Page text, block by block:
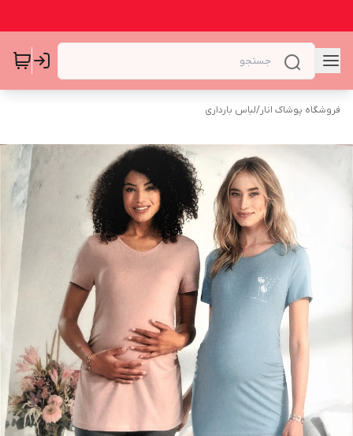
فروشگاه پوشاک انار/لباس بارداری